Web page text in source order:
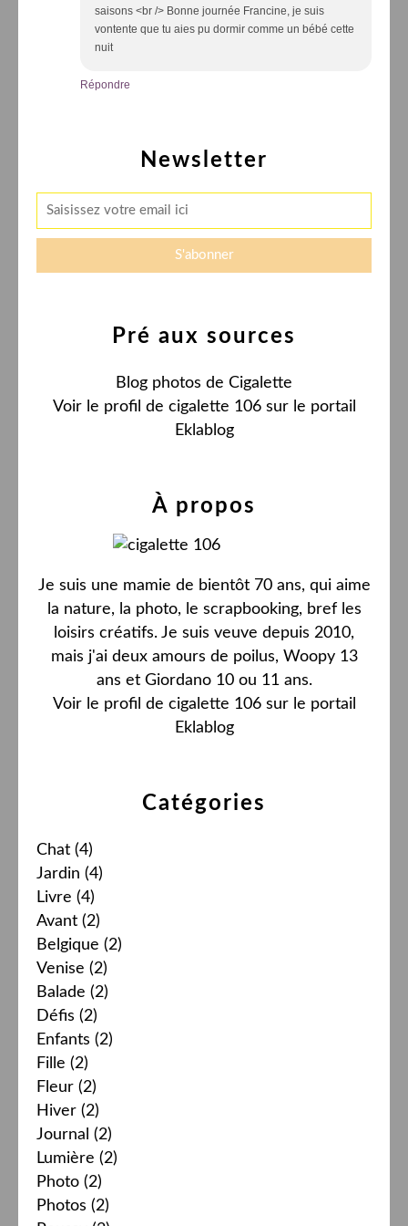
saisons <br /> Bonne journée Francine, je suis
vontente que tu aies pu dormir comme un bébé cette
nuit
Répondre
Newsletter
Catégories
Chat (4)
Jardin (4)
Livre (4)
Avant (2)
Belgique (2)
Venise (2)
Balade (2)
Défis (2)
Enfants (2)
Fille (2)
Fleur (2)
Hiver (2)
Journal (2)
Lumière (2)
Photo (2)
Photos (2)
Pré aux sources
Blog photos de Cigalette
Voir le profil de cigalette 106sur le portail
Eklablog
À propos
Je suis une mamie de bientôt 70 ans, qui aime
la nature, la photo, le scrapbooking, bref les
loisirs créatifs. Je suis veuve depuis 2010,
mais j'ai deux amours de poilus, Woopy 13
ans et Giordano 10 ou 11 ans.
Voir le profil de cigalette 106sur le portail
Eklablog